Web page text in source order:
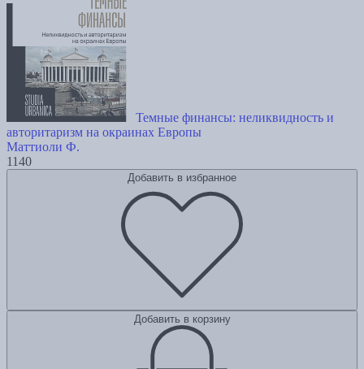
Темные финансы: неликвидность и
авторитаризм на окраинах Европы
Маттиоли Ф.
1140
Добавить в избранное
Добавить в корзину